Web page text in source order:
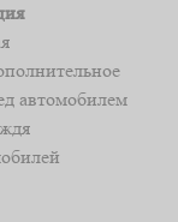
автомобилем